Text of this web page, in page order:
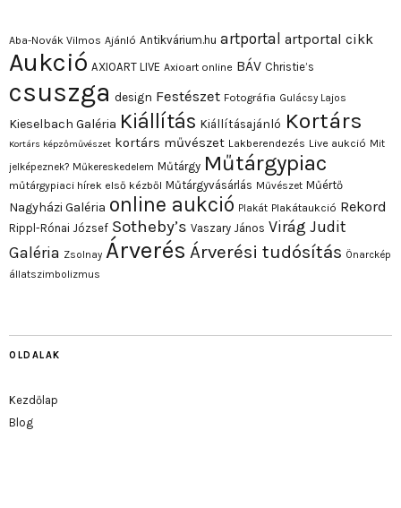
Aba-Novák Vilmos Ajánló Antikvárium.hu artportal artportal cikk
Aukció AXIOART LIVE Axioart online BÁV Christie’s
csuszga design Festészet Fotográfia Gulácsy Lajos
Kieselbach Galéria Kiállítás Kiállításajánló Kortárs
Kortárs képzőművészet kortárs művészet Lakberendezés Live aukció Mit
jelképeznek? Műkereskedelem Műtárgy Műtárgypiac
műtárgypiaci hírek első kézből Műtárgyvásárlás Művészet Műértő
Nagyházi Galéria online aukció Plakát Plakátaukció Rekord
Rippl-Rónai József Sotheby’s Vaszary János Virág Judit
Galéria Zsolnay Árverés Árverési tudósítás Önarckép
állatszimbolizmus
OLDALAK
Kezdőlap
Blog